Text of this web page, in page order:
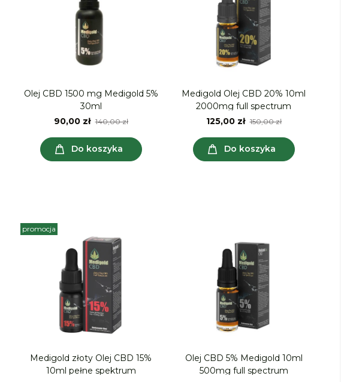
Olej CBD 1500 mg Medigold 5%
30ml
90,00 zł 140,00 zł
Do koszyka
Medigold Olej CBD 20% 10ml
2000mg full spectrum
125,00 zł 150,00 zł
Do koszyka
Medigold złoty Olej CBD 15%
10ml pełne spektrum
promocja
Olej CBD 5% Medigold 10ml
500mg full spectrum